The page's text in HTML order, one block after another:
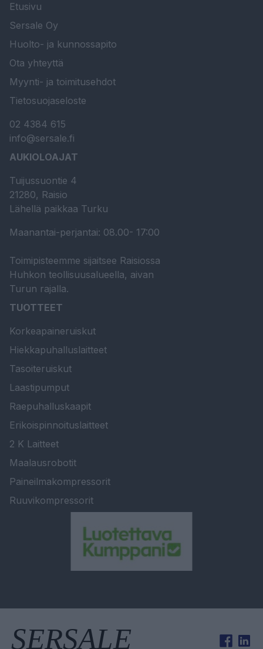
Etusivu
Sersale Oy
Huolto- ja kunnossapito
Ota yhteyttä
Myynti- ja toimitusehdot
Tietosuojaseloste
02 4384 615
info@sersale.fi
AUKIOLOAJAT
Tuijussuontie 4
21280, Raisio
Lähellä paikkaa Turku
Maanantai-perjantai: 08.00- 17:00
Toimipisteemme sijaitsee Raisiossa
Huhkon teollisuusalueella, aivan
Turun rajalla.
TUOTTEET
Korkeapaineruiskut
Hiekkapuhalluslaitteet
Tasoiteruiskut
Laastipumput
Raepuhalluskaapit
Erikoispinnoituslaitteet
2 K Laitteet
Maalausrobotit
Paineilmakompressorit
Ruuvikompressorit